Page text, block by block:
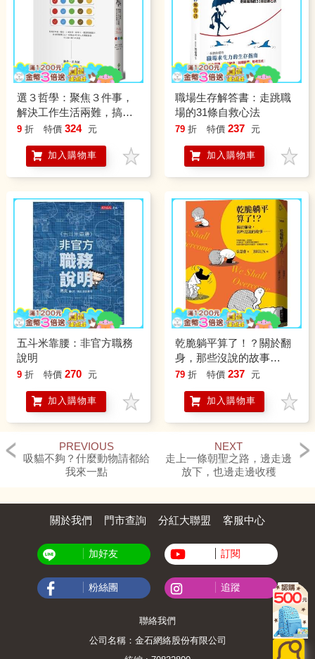
選３哲學：聚焦３件事，
解決工作生活兩難，搞定
你的超載人生
9 折 特價 324 元
加入購物車
職場生存解答書：走跳職
場的31條自救心法
79 折 特價 237 元
加入購物車
五斗米靠腰：非官方職務
說明
9 折 特價 270 元
加入購物車
乾脆躺平算了！？關於翻
身，那些沒說的故事…
79 折 特價 237 元
加入購物車
PREVIOUS
吸貓不夠？什麼動物請都給
我來一點
NEXT
走上一條朝聖之路，邊走邊
放下，也邊走邊收穫
關於我們 門市查詢 分紅大聯盟 客服中心
加好友 訂閱
粉絲團 追蹤
聯絡我們
公司名稱：金石網絡股份有限公司